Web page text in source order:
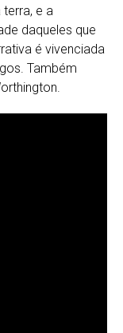
e a
daqueles que
é vivenciada
Também